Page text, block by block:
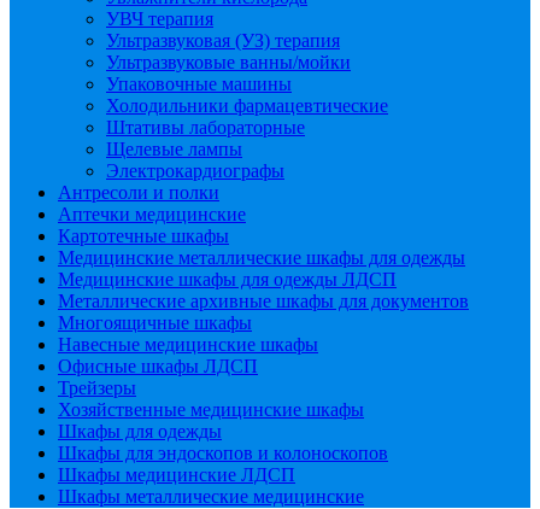
УВЧ терапия
Ультразвуковая (УЗ) терапия
Ультразвуковые ванны/мойки
Упаковочные машины
Холодильники фармацевтические
Штативы лабораторные
Щелевые лампы
Электрокардиографы
Антресоли и полки
Аптечки медицинские
Картотечные шкафы
Медицинские металлические шкафы для одежды
Медицинские шкафы для одежды ЛДСП
Металлические архивные шкафы для документов
Многоящичные шкафы
Навесные медицинские шкафы
Офисные шкафы ЛДСП
Трейзеры
Хозяйственные медицинские шкафы
Шкафы для одежды
Шкафы для эндоскопов и колоноскопов
Шкафы медицинские ЛДСП
Шкафы металлические медицинские